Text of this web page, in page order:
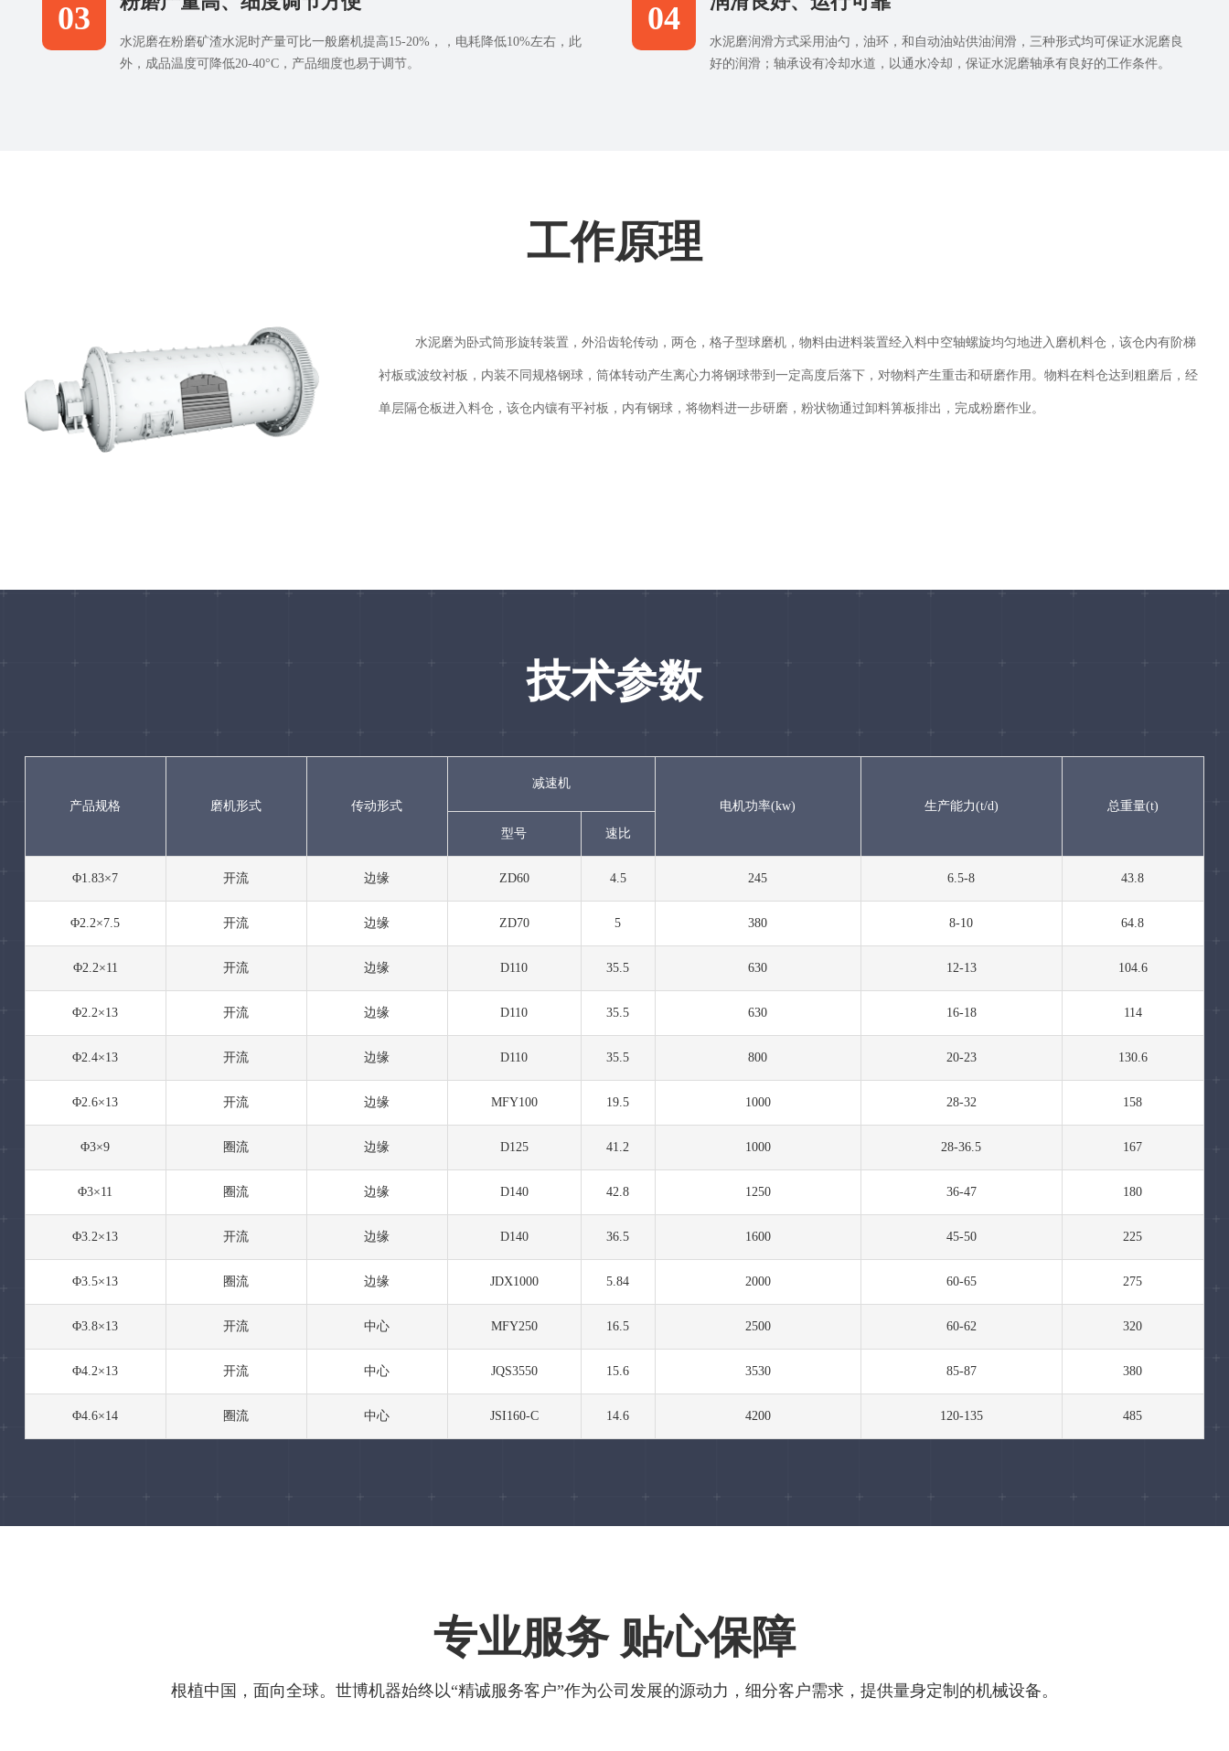
03
水泥磨在粉磨矿渣水泥时产量可比一般磨机提高15-20%，，电耗降低10%左右，此
外，成品温度可降低20-40°C，产品细度也易于调节。
04
水泥磨润滑方式采用油勺，油环，和自动油站供油润滑，三种形式均可保证水泥磨良
好的润滑；轴承设有冷却水道，以通水冷却，保证水泥磨轴承有良好的工作条件。
工作原理
水泥磨为卧式筒形旋转装置，外沿齿轮传动，两仓，格子型球磨机，物料由进料装置经入料中空轴螺旋均匀地进入磨机料仓，该仓内有阶梯
衬板或波纹衬板，内装不同规格钢球，筒体转动产生离心力将钢球带到一定高度后落下，对物料产生重击和研磨作用。物料在料仓达到粗磨后，经
单层隔仓板进入料仓，该仓内镶有平衬板，内有钢球，将物料进一步研磨，粉状物通过卸料箅板排出，完成粉磨作业。
技术参数
产品规格 磨机形式 传动形式
减速机
电机功率(kw)
生产能力(t/d)
总重量(t)
型号
速比
Φ1.83×7 开流 边缘 ZD60 4.5 245 6.5-8 43.8
Φ2.2×7.5 开流 边缘 ZD70 5 380 8-10 64.8
Φ2.2×11 开流 边缘 D110 35.5 630 12-13 104.6
Φ2.2×13 开流 边缘 D110 35.5 630 16-18 114
Φ2.4×13 开流 边缘 D110 35.5 800 20-23 130.6
Φ2.6×13 开流 边缘 MFY100 19.5 1000 28-32 158
Φ3×9 圈流 边缘 D125 41.2 1000 28-36.5 167
Φ3×11 圈流 边缘 D140 42.8 1250 36-47 180
Φ3.2×13 开流 边缘 D140 36.5 1600 45-50 225
Φ3.5×13 圈流 边缘 JDX1000 5.84 2000 60-65 275
Φ3.8×13 开流 中心 MFY250 16.5 2500 60-62 320
Φ4.2×13 开流 中心 JQS3550 15.6 3530 85-87 380
Φ4.6×14 圈流 中心 JSI160-C 14.6 4200 120-135 485
专业服务 贴心保障
根植中国，面向全球。世博机器始终以“精诚服务客户”作为公司发展的源动力，细分客户需求，提供量身定制的机械设备。